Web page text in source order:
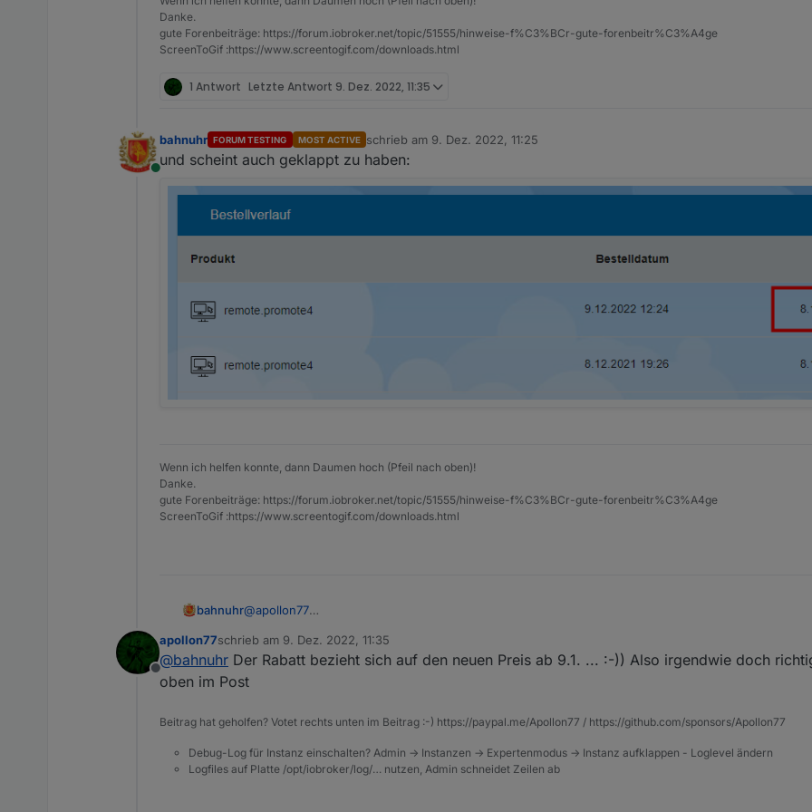
Danke.
gute Forenbeiträge: https://forum.iobroker.net/topic/51555/hinweise-f%C3%BCr-gute-forenbeitr%C3%A4ge
ScreenToGif :https://www.screentogif.com/downloads.html
1 Antwort Letzte Antwort 9. Dez. 2022, 11:35
Online
bahnuhr FORUM TESTING MOST ACTIVE schrieb am 9. Dez. 2022, 11:25
zuletzt editiert von
und scheint auch geklappt zu haben:
Wenn ich helfen konnte, dann Daumen hoch (Pfeil nach oben)!
Danke.
gute Forenbeiträge: https://forum.iobroker.net/topic/51555/hinweise-f%C3%BCr-gute-forenbeitr%C3%A4ge
ScreenToGif :https://www.screentogif.com/downloads.html
bahnuhr@apollon77
Die Rabatt zahl stimmt nicht !
falsch 40 %
Sollte man vielleicht mal ändern.
Dieter
Offline
apollon77schrieb am 9. Dez. 2022, 11:35
zuletzt editiert von
@bahnuhr Der Rabatt bezieht sich auf den neuen Preis ab 9.1. ... :-)) Also irgendwie doch
oben im Post
Beitrag hat geholfen? Votet rechts unten im Beitrag :-) https://paypal.me/Apollon77 / https://github.com/sponsors/Apollon77
Debug-Log für Instanz einschalten? Admin -> Instanzen -> Expertenmodus -> Instanz aufklappen - Loglevel ändern
Logfiles auf Platte /opt/iobroker/log/… nutzen, Admin schneidet Zeilen ab